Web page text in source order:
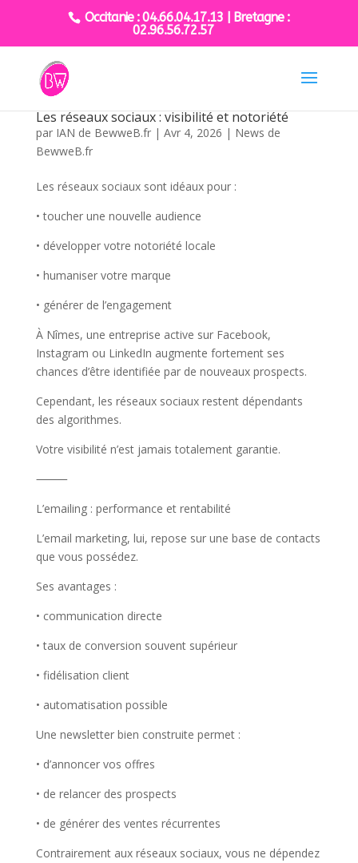
Occitanie : 04.66.04.17.13 | Bretagne :
02.96.56.72.57
Les réseaux sociaux : visibilité et notoriété
par IAN de BewweB.fr| Avr 4, 2026 | News de
BewweB.fr
Les réseaux sociaux sont idéaux pour :
• toucher une nouvelle audience
• développer votre notoriété locale
• humaniser votre marque
• générer de l’engagement
À Nîmes, une entreprise active sur Facebook,
Instagram ou LinkedIn augmente fortement ses
chances d’être identifiée par de nouveaux prospects.
Cependant, les réseaux sociaux restent dépendants
des algorithmes.
Votre visibilité n’est jamais totalement garantie.
⸻
L’emailing : performance et rentabilité
L’email marketing, lui, repose sur une base de contacts
que vous possédez.
Ses avantages :
• communication directe
• taux de conversion souvent supérieur
• fidélisation client
• automatisation possible
Une newsletter bien construite permet :
• d’annoncer vos offres
• de relancer des prospects
• de générer des ventes récurrentes
Contrairement aux réseaux sociaux, vous ne dépendez